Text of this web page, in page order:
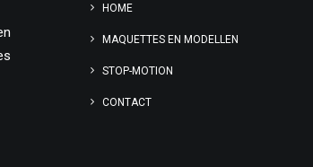
HOME
MAQUETTES EN MODELLEN
STOP-MOTION
CONTACT